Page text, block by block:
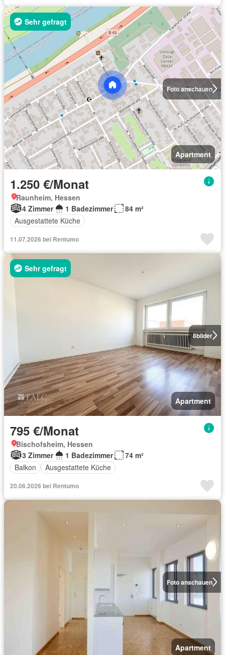
Foto anschauen
Sehr gefragt
Apartment
1.250 €/Monat
Raunheim, Hessen
4 Zimmer
1 Badezimmer
84 m²
Ausgestattete Küche
11.07.2026 bei Rentumo
8bilder
Sehr gefragt
Apartment
795 €/Monat
Bischofsheim, Hessen
3 Zimmer
1 Badezimmer
74 m²
Balkon
Ausgestattete Küche
20.06.2026 bei Rentumo
Foto anschauen
Apartment